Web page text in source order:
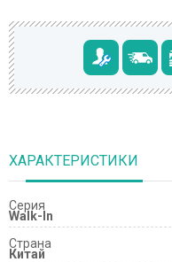
ХАРАКТЕРИСТИКИ
Серия
Walk-In
Страна
Китай